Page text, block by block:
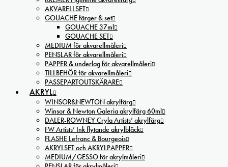
AKVARELLSET
GOUACHE färger & set
GOUACHE 37ml
GOUACHE SET
MEDIUM för akvarellmåleri
PENSLAR för akvarellmåleri
PAPPER & underlag för akvarellmåleri
TILLBEHÖR för akvarellmåleri
PASSEPARTOUTSKÄRARE
AKRYL
WINSOR&NEWTON akrylfärg
Winsor & Newton Galeria akrylfärg 60ml
DALER-ROWNEY Cryla Artists’ akrylfärg
FW Artists’ Ink flytande akrylbläck
FLASHE Lefranc & Bourgeois
AKRYLSET och AKRYLPAPPER
MEDIUM/GESSO för akrylmåleri